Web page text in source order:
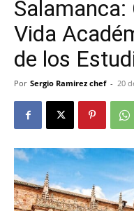
Vida
de los
Por Sergio Ramirez chef - 20